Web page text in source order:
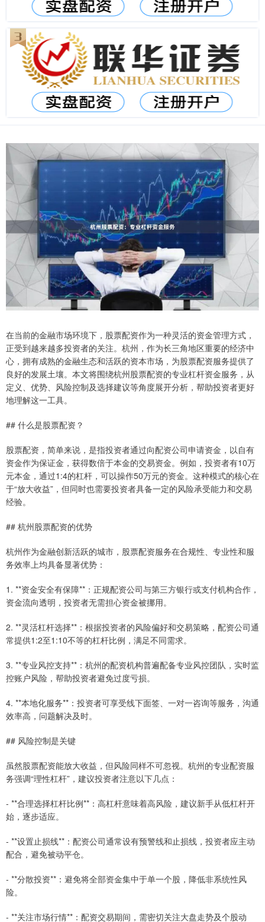
在当前的金融市场环境下，股票配资作为一种灵活的资金管理方式，
正受到越来越多投资者的关注。杭州，作为长三角地区重要的经济中
心，拥有成熟的金融生态和活跃的资本市场，为股票配资服务提供了
良好的发展土壤。本文将围绕杭州股票配资的专业杠杆资金服务，从
定义、优势、风险控制及选择建议等角度展开分析，帮助投资者更好
地理解这一工具。
## 什么是股票配资？
股票配资，简单来说，是指投资者通过向配资公司申请资金，以自有
资金作为保证金，获得数倍于本金的交易资金。例如，投资者有10万
元本金，通过1:4的杠杆，可以操作50万元的资金。这种模式的核心在
于“放大收益”，但同时也需要投资者具备一定的风险承受能力和交易
经验。
## 杭州股票配资的优势
杭州作为金融创新活跃的城市，股票配资服务在合规性、专业性和服
务效率上均具备显著优势：
1. **资金安全有保障**：正规配资公司与第三方银行或支付机构合作，
资金流向透明，投资者无需担心资金被挪用。
2. **灵活杠杆选择**：根据投资者的风险偏好和交易策略，配资公司通
常提供1:2至1:10不等的杠杆比例，满足不同需求。
3. **专业风控支持**：杭州的配资机构普遍配备专业风控团队，实时监
控账户风险，帮助投资者避免过度亏损。
4. **本地化服务**：投资者可享受线下面签、一对一咨询等服务，沟通
效率高，问题解决及时。
## 风险控制是关键
虽然股票配资能放大收益，但风险同样不可忽视。杭州的专业配资服
务强调“理性杠杆”，建议投资者注意以下几点：
- **合理选择杠杆比例**：高杠杆意味着高风险，建议新手从低杠杆开
始，逐步适应。
- **设置止损线**：配资公司通常设有预警线和止损线，投资者应主动
配合，避免被动平仓。
- **分散投资**：避免将全部资金集中于单一个股，降低非系统性风
险。
- **关注市场行情**：配资交易期间，需密切关注大盘走势及个股动